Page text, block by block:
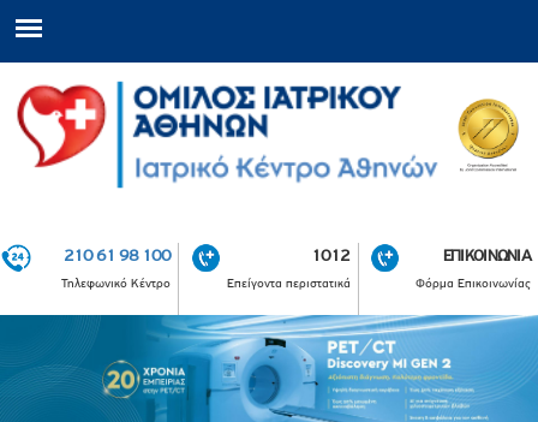
210 61 98 100
Τηλεφωνικό Κέντρο
1012
Επείγοντα περιστατικά
ΕΠΙΚΟΙΝΩΝΙΑ
Φόρμα Επικοινωνίας